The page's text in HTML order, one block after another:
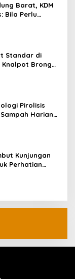
Barat, KDM
Bila Perlu
Standar di
Knalpot Brong
Pirolisis
Harian
Kunjungan
Perhatian